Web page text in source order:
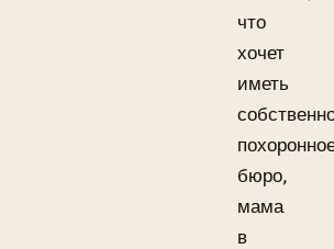
что
хочет
иметь
бюро,
мама
в